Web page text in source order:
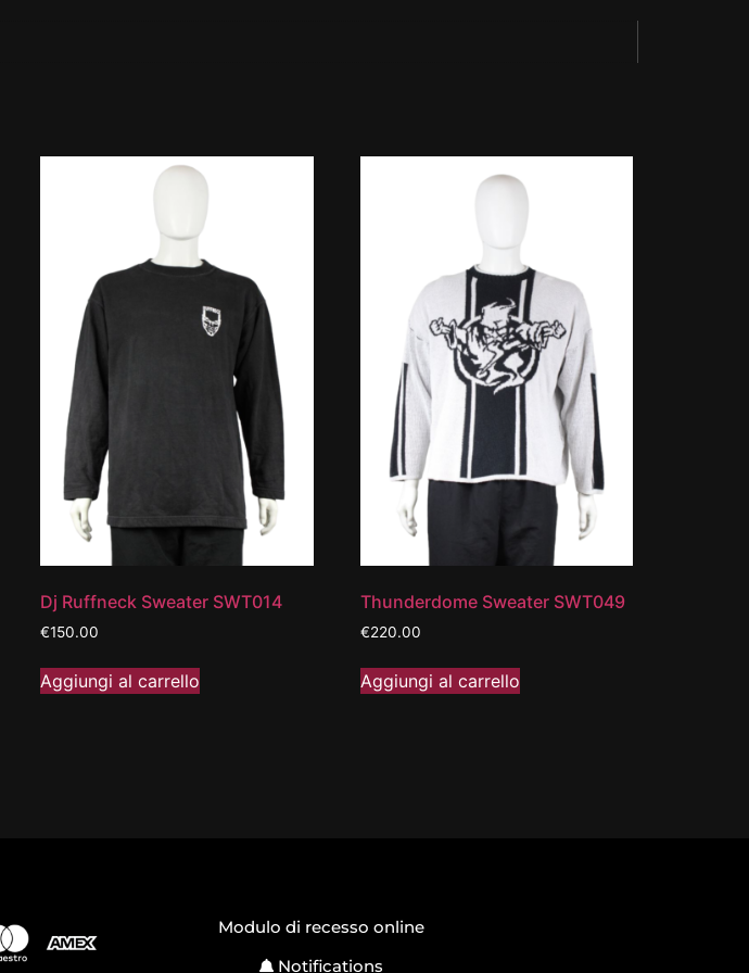
Dj Ruffneck Sweater SWT014
€150.00
Aggiungi al carrello
Thunderdome Sweater SWT049
€220.00
Aggiungi al carrello
Modulo di recesso online
Notifications